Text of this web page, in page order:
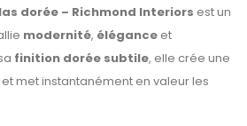
dorée – Richmond Interiors est un
modernité, élégance et
finition dorée subtile, elle crée une
met instantanément en valeur les